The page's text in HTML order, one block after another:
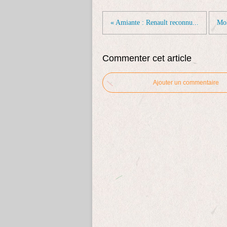
« Amiante : Renault reconnu...
Commenter cet article
Ajouter un commentaire